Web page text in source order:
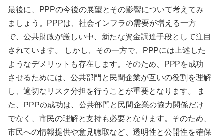
最後に、PPPの今後の展望とその影響について考えてみ
ましょう。PPPは、社会インフラの需要が増える一方
で、公共財政が厳しい中、新たな資金調達手段として注目
されています。 しかし、その一方で、PPPには上述した
ようなデメリットも存在します。そのため、PPPを成功
させるためには、公共部門と民間企業が互いの役割を理解
し、適切なリスク分担を行うことが重要となります。 ま
た、PPPの成功は、公共部門と民間企業の協力関係だけ
でなく、市民の理解と支持も必要となります。そのため、
市民への情報提供や意見聴取など、透明性と公開性を確保